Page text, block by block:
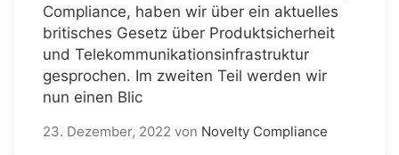
Compliance, haben wir über ein aktuelles
britisches Gesetz über Produktsicherheit
und Telekommunikationsinfrastruktur
gesprochen. Im zweiten Teil werden wir
nun einen Blic
23. Dezember, 2022 von Novelty Compliance